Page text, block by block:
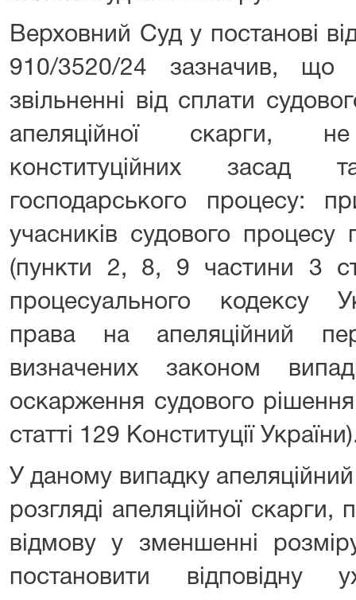
Верховний Суд у постанові
910/3520/24 зазначив, що
звільненні від сплати
апеляційної скарги,
конституційних засад
господарського процесу:
учасників судового
(пункти 2, 8, 9 частини 3
процесуального кодексу
права на апеляційний
визначених законом
оскарження судового
статті 129 Конституції
У даному випадку
розгляді апеляційної
відмову у зменшенні
постановити відповідну